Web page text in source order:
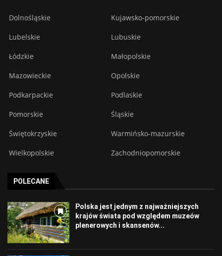
Dolnośląskie Kujawsko-pomorskie
Lubelskie Lubuskie
Łódzkie Małopolskie
Mazowieckie Opolskie
Podkarpackie Podlaskie
Pomorskie Śląskie
Świętokrzyskie Warmińsko-mazurskie
Wielkopolskie Zachodniopomorskie
POLECANE
Polska jest jednym z najważniejszych
krajów świata pod względem muzeów
plenerowych i skansenów...